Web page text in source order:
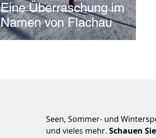
Eine Überraschung im
Namen von Flachau
Seen, Sommer- und
und vieles mehr. Schauen